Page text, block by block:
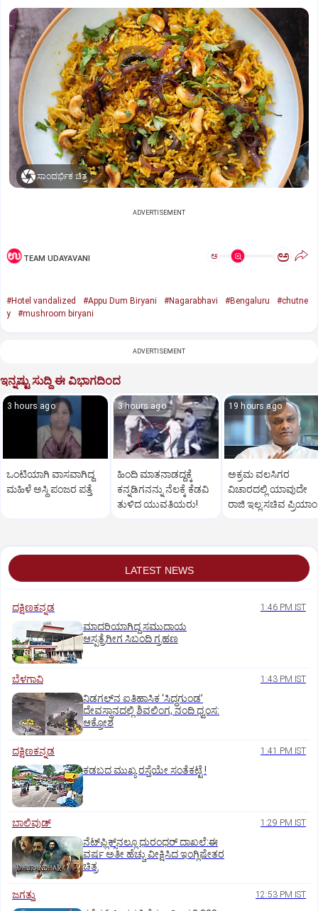
ಸಾಂದರ್ಭಿಕ ಚಿತ್ರ
ADVERTISEMENT
TEAM UDAYAVANI ಅ ಅ
#Hotel vandalized #Appu Dum Biryani #Nagarabhavi #Bengaluru
#chutne
y
#mushroom biryani
ADVERTISEMENT
ಇನ್ನಷ್ಟು ಸುದ್ದಿ ಈ ವಿಭಾಗದಿಂದ
3 hours ago
ಒಂಟಿಯಾಗಿ ವಾಸವಾಗಿದ್ದ
ಮಹಿಳೆ ಅಸ್ಥಿ ಪಂಜರ ಪತ್ತೆ
3 hours ago
ಹಿಂದಿ ಮಾತನಾಡದ್ದಕ್ಕೆ
ಕನ್ನಡಿಗನನ್ನು ನೆಲಕ್ಕೆ ಕೆಡವಿ
ತುಳಿದ ಯುವತಿಯರು!
19 hours ago
ಅಕ್ರಮ ವಲಸಿಗರ
ವಿಚಾರದಲ್ಲಿ ಯಾವುದೇ
ರಾಜಿ ಇಲ್ಲ:ಸಚಿವ
LATEST NEWS
ದಕ್ಷಿಣಕನ್ನಡ 1:46 PM IST
ಮಾದರಿಯಾಗಿದ್ದ ಸಮುದಾಯ
ಆಸ್ಪತ್ರೆಗೀಗ ಸಿಬಂದಿ ಗ್ರಹಣ
ಬೆಳಗಾವಿ 1:43 PM IST
ನಿಡಗಲ್‌ನ ಐತಿಹಾಸಿಕ ‘ಸಿದ್ಧಗುಂಡ’
ದೇವಸ್ಥಾನದಲ್ಲಿ ಶಿವಲಿಂಗ, ನಂದಿ ಧ್ವಂಸ:
ಆಕ್ರೋಶ
ದಕ್ಷಿಣಕನ್ನಡ 1:41 PM IST
ಕಡಬದ ಮುಖ್ಯ ರಸ್ತೆಯೇ ಸಂತೆಕಟ್ಟೆ !
ಬಾಲಿವುಡ್‌ 1:29 PM IST
ನೆಟ್‌ಫ್ಲಿಕ್ಸ್‌ನಲ್ಲೂ ಧುರಂಧರ್‌ ದಾಖಲೆ:ಈ
ವರ್ಷ ಅತೀ ಹೆಚ್ಚು ವೀಕ್ಷಿಸಿದ ಇಂಗ್ಲಿಷೇತರ
ಚಿತ್ರ
ಜಗತ್ತು 12:53 PM IST